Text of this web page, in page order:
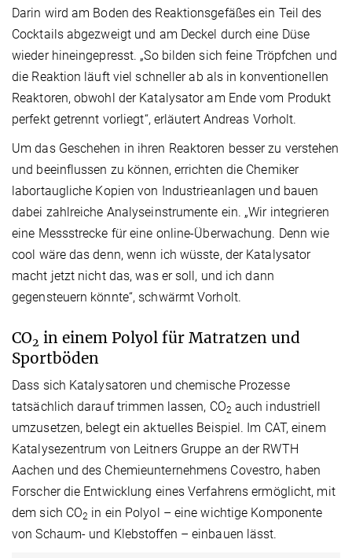
Darin wird am Boden des Reaktionsgefäßes ein Teil des
Cocktails abgezweigt und am Deckel durch eine Düse
wieder hineingepresst. „So bilden sich feine Tröpfchen und
die Reaktion läuft viel schneller ab als in konventionellen
Reaktoren, obwohl der Katalysator am Ende vom Produkt
perfekt getrennt vorliegt“, erläutert Andreas Vorholt.
Um das Geschehen in ihren Reaktoren besser zu verstehen
und beeinflussen zu können, errichten die Chemiker
labortaugliche Kopien von Industrieanlagen und bauen
dabei zahlreiche Analyseinstrumente ein. „Wir integrieren
eine Messstrecke für eine online-Überwachung. Denn wie
cool wäre das denn, wenn ich wüsste, der Katalysator
macht jetzt nicht das, was er soll, und ich dann
gegensteuern könnte“, schwärmt Vorholt.
CO2 in einem Polyol für Matratzen und
Sportböden
Dass sich Katalysatoren und chemische Prozesse
tatsächlich darauf trimmen lassen, CO2 auch industriell
umzusetzen, belegt ein aktuelles Beispiel. Im CAT, einem
Katalysezentrum von Leitners Gruppe an der RWTH
Aachen und des Chemieunternehmens Covestro, haben
Forscher die Entwicklung eines Verfahrens ermöglicht, mit
dem sich CO2 in ein Polyol – eine wichtige Komponente
von Schaum- und Klebstoffen – einbauen lässt.